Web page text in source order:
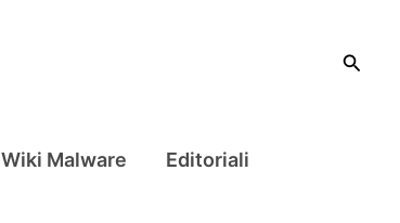
Cerca
Wiki Malware Editoriali